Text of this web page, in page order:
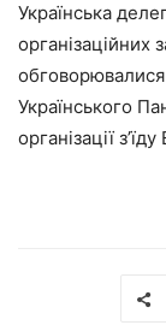
Українська
організаційних
Українського
організації